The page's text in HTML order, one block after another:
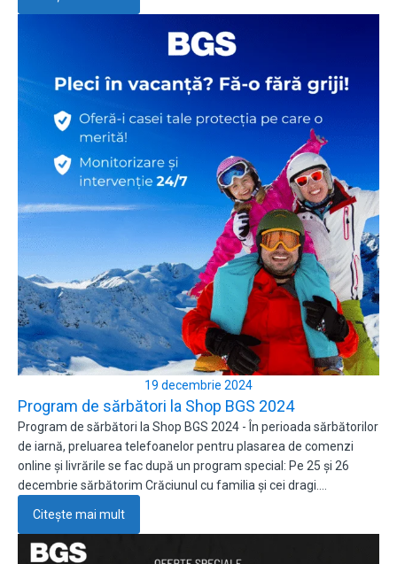
19 decembrie 2024
Program de sărbători la Shop BGS 2024
Program de sărbători la Shop BGS 2024 - În perioada sărbătorilor
de iarnă, preluarea telefoanelor pentru plasarea de comenzi
online și livrările se fac după un program special: Pe 25 și 26
decembrie sărbătorim Crăciunul cu familia și cei dragi.…
Citește mai mult